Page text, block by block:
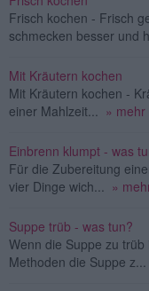
Frisch kochen - Frisch
schmecken besser und
Mit Kräutern kochen
Mit Kräutern kochen -
einer Mahlzeit...
» mehr
Einbrenn klumpt - was
Für die Zubereitung
vier Dinge wich...
»
Suppe trüb - was tun?
Wenn die Suppe zu
Methoden die Suppe z...